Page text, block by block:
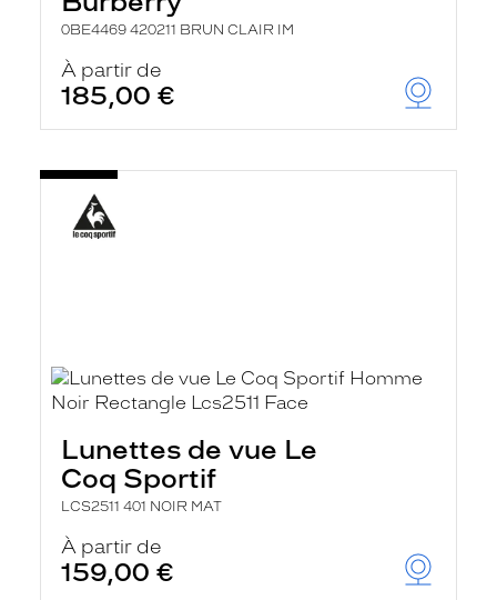
0BE4469 420211 BRUN CLAIR IM
À partir de
185,00 €
Lunettes de vue Le
Coq Sportif
LCS2511 401 NOIR MAT
À partir de
159,00 €